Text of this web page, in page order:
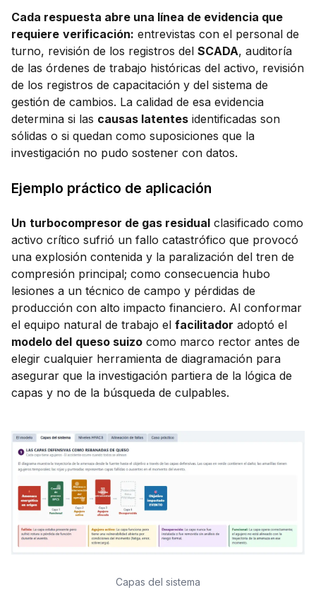
Cada respuesta abre una línea de evidencia que
requiere verificación: entrevistas con el personal de
turno, revisión de los registros del SCADA, auditoría
de las órdenes de trabajo históricas del activo, revisión
de los registros de capacitación y del sistema de
gestión de cambios. La calidad de esa evidencia
determina si las causas latentes identificadas son
sólidas o si quedan como suposiciones que la
investigación no pudo sostener con datos.
Ejemplo práctico de aplicación
Un turbocompresor de gas residual clasificado como
activo crítico sufrió un fallo catastrófico que provocó
una explosión contenida y la paralización del tren de
compresión principal; como consecuencia hubo
lesiones a un técnico de campo y pérdidas de
producción con alto impacto financiero. Al conformar
el equipo natural de trabajo el facilitador adoptó el
modelo del queso suizo como marco rector antes de
elegir cualquier herramienta de diagramación para
asegurar que la investigación partiera de la lógica de
capas y no de la búsqueda de culpables.
Capas del sistema